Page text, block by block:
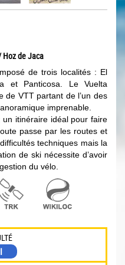
Hoz de Jaca
de trois localités : El
et Panticosa. Le Vuelta
de VTT partant de l’un des
imprenable.
itinéraire idéal pour faire
passe par les routes et
techniques mais la
de ski nécessite d’avoir
du vélo.